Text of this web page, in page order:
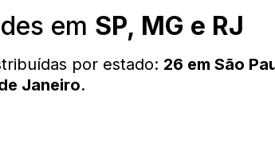
em SP, MG e RJ
por estado: 26 em São
Janeiro.